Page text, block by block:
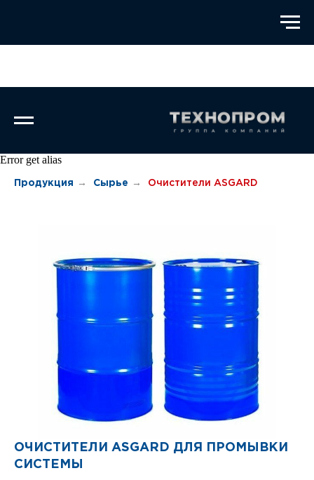
Error get alias
Продукция → Сырье → Очистители ASGARD
ОЧИСТИТЕЛИ ASGARD ДЛЯ ПРОМЫВКИ
СИСТЕМЫ